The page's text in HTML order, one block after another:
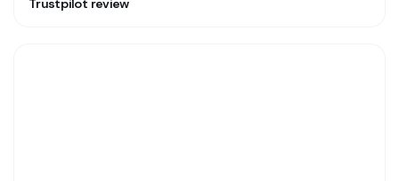
Trustpilot review